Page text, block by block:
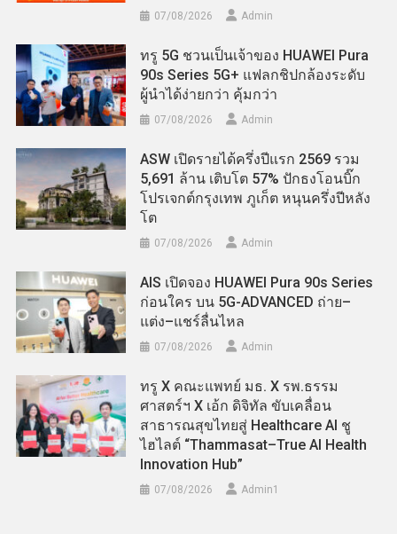
07/08/2026 Admin
ทรู 5G ชวนเป็นเจ้าของ HUAWEI Pura
90s Series 5G+ แฟลกชิปกล้องระดับ
ผู้นำได้ง่ายกว่า คุ้มกว่า
07/08/2026 Admin
ASW เปิดรายได้ครึ่งปีแรก 2569 รวม
5,691 ล้าน เติบโต 57% ปักธงโอนบิ๊ก
โปรเจกต์กรุงเทพ ภูเก็ต หนุนครึ่งปีหลัง
โต
07/08/2026 Admin
AIS เปิดจอง HUAWEI Pura 90s Series
ก่อนใคร บน 5G-ADVANCED ถ่าย–
แต่ง–แชร์ลื่นไหล
07/08/2026 Admin
ทรู X คณะแพทย์ มธ. X รพ.ธรรม
ศาสตร์ฯ X เอ้ก ดิจิทัล ขับเคลื่อน
สาธารณสุขไทยสู่ Healthcare AI ชู
ไฮไลต์ “Thammasat–True AI Health
Innovation Hub”
07/08/2026 Admin​1